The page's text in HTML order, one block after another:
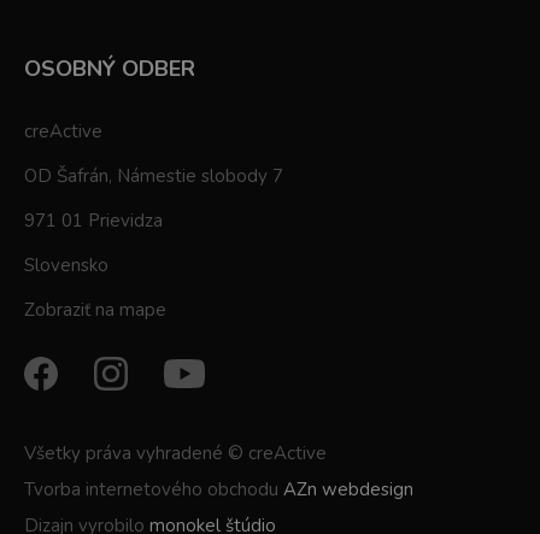
OSOBNÝ ODBER
creActive
OD Šafrán, Námestie slobody 7
971 01 Prievidza
Slovensko
Zobraziť na mape
Všetky práva vyhradené © creActive
Tvorba internetového obchodu AZn webdesign
Dizajn vyrobilo monokel štúdio